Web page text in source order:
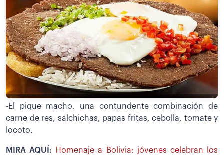
-El pique macho, una contundente combinación de
carne de res, salchichas, papas fritas, cebolla, tomate y
locoto.
MIRA AQUÍ:
Homenaje a Bolivia: jóvenes celebran los